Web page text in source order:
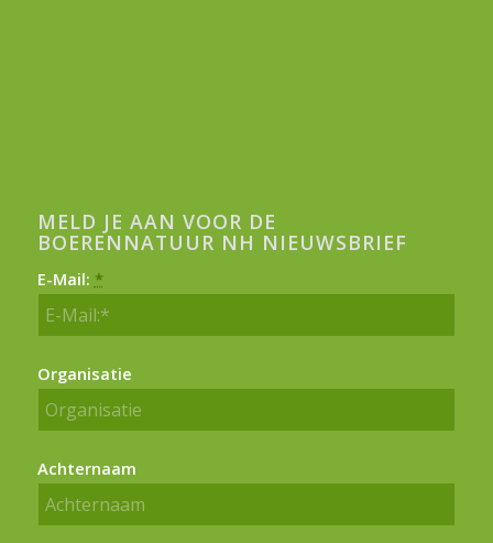
MELD JE AAN VOOR DE
BOERENNATUUR NH NIEUWSBRIEF
E-Mail: *
Organisatie
Achternaam